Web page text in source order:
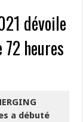
dévoile
heures
a débuté